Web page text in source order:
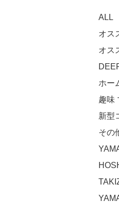
ALL
オス
オス
ホー
趣味
新型
その